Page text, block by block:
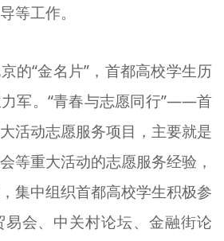
等工作。
的“金名片”，首都高校学生历
军。“青春与志愿同行”——首
活动志愿服务项目，主要就是
等重大活动的志愿服务经验，
集中组织首都高校学生积极参
会、中关村论坛、金融街论